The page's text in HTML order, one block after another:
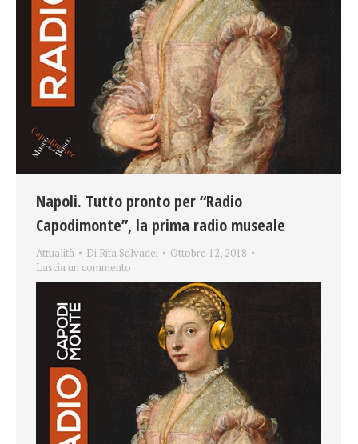
Napoli. Tutto pronto per “Radio
Capodimonte”, la prima radio museale
Attualità Di Rita Salvadei
Ottobre 12, 2018
Lascia un commento